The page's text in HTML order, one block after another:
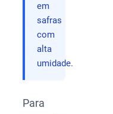
em
safras
com
alta
umidade.
Para